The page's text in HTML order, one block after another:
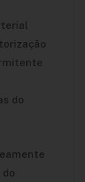
do
do